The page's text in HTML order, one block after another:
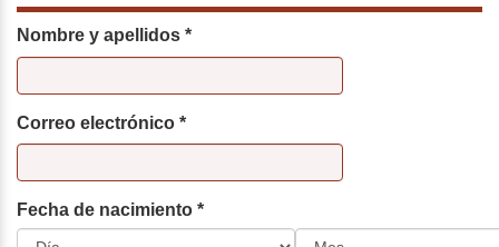
Nombre y apellidos *
Correo electrónico *
Fecha de nacimiento *